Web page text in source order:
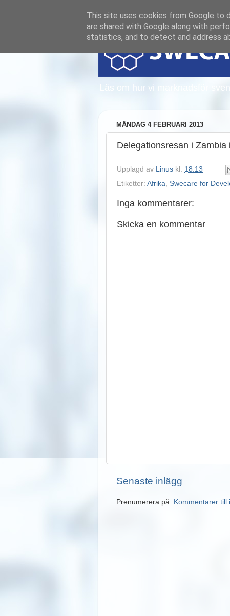
Läs om hur vi marknadsför
MÅNDAG 4 FEBRUARI 2013
Delegationsresan i Zambia
Upplagd av Linus kl. 18:13
Etiketter: Afrika Swecare for
Inga kommentarer:
Skicka en kommentar
Senaste inlägg
Prenumerera på: Kommentarer till
This site uses cookies from Google to
are shared with Google along with
statistics, and to detect and address